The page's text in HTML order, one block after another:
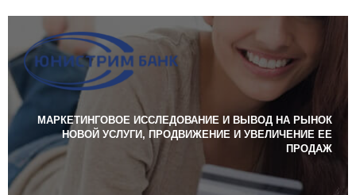
МАРКЕТИНГОВОЕ ИССЛЕДОВАНИЕ И ВЫВОД НА РЫНОК
НОВОЙ УСЛУГИ, ПРОДВИЖЕНИЕ И УВЕЛИЧЕНИЕ ЕЕ
ПРОДАЖ